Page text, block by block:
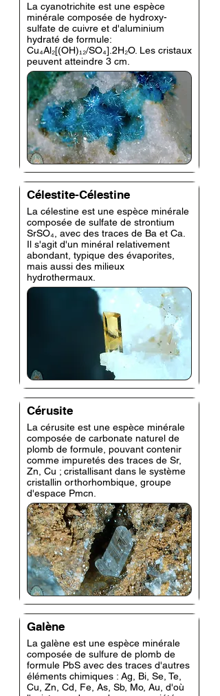
La cyanotrichite est une espèce
minérale composée de hydroxy-
sulfate de cuivre et d'aluminium
hydraté de formule:
Cu₄Al₂[(OH)₁₂/SO₄].2H₂O. Les cristaux
peuvent atteindre 3 cm.
Célestite-Célestine
La célestine est une espèce minérale
composée de sulfate de strontium
SrSO₄, avec des traces de Ba et Ca.
Il s'agit d'un minéral relativement
abondant, typique des évaporites,
mais aussi des milieux
hydrothermaux.
Cérusite
La cérusite est une espèce minérale
composée de carbonate naturel de
plomb de formule, pouvant contenir
comme impuretés des traces de Sr,
Zn, Cu ; cristallisant dans le système
cristallin orthorhombique, groupe
d'espace Pmcn.
Galène
La galène est une espèce minérale
composée de sulfure de plomb de
formule PbS avec des traces d'autres
éléments chimiques : Ag, Bi, Se, Te,
Cu, Zn, Cd, Fe, As, Sb, Mo, Au, d'où